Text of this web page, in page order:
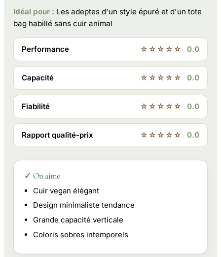
Idéal pour : Les adeptes d'un style épuré et d'un tote
bag habillé sans cuir animal
Performance ☆☆☆☆☆ 0.0
Capacité ☆☆☆☆☆ 0.0
Fiabilité ☆☆☆☆☆ 0.0
Rapport qualité-prix ☆☆☆☆☆ 0.0
✓ On aime
Cuir vegan élégant
Design minimaliste tendance
Grande capacité verticale
Coloris sobres intemporels